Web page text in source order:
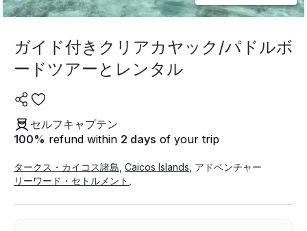
ガイド付きクリアカヤック/パドルボ
ードツアーとレンタル
セルフキャプテン
100% refund within 2 days of your trip
タークス・カイコス諸島 Caicos Islands
リーワード・セトルメント
アドベンチャー